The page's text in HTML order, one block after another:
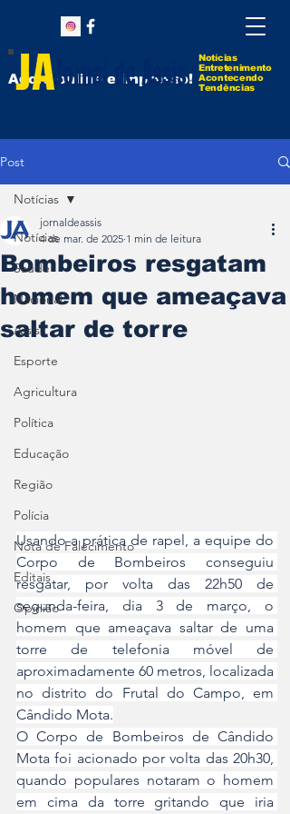
Notícias
Entretenimento
Acontecendo
Tendências
Agora online e impresso!
Post
Notícias
Saúde
Nacional
Assis
Esporte
Agricultura
Política
Educação
Região
Polícia
Nota de Falecimento
Editais
Opinião
Notícias
Bombeiros resgatam
homem que ameaçava
saltar de torre
jornaldeassis
4 de mar. de 2025 1 min de leitura
Usando a prática de rapel, a equipe do
Corpo de Bombeiros conseguiu
resgatar, por volta das 22h50 de
segunda-feira, dia 3 de março, o
homem que ameaçava saltar de uma
torre de telefonia móvel de
aproximadamente 60 metros, localizada
no distrito do Frutal do Campo, em
Cândido Mota.
O Corpo de Bombeiros de Cândido
Mota foi acionado por volta das 20h30,
quando populares notaram o homem
em cima da torre gritando que iria